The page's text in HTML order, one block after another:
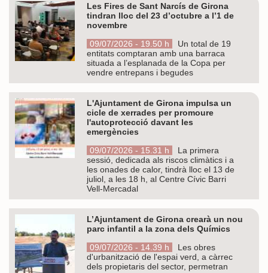
Les Fires de Sant Narcís de Girona
tindran lloc del 23 d’octubre a l’1 de
novembre
09/07/2026 - 19.50 h
Un total de 19
entitats comptaran amb una barraca
situada a l’esplanada de la Copa per
vendre entrepans i begudes
L'Ajuntament de Girona impulsa un
cicle de xerrades per promoure
l'autoprotecció davant les
emergències
09/07/2026 - 15.31 h
La primera
sessió, dedicada als riscos climàtics i a
les onades de calor, tindrà lloc el 13 de
juliol, a les 18 h, al Centre Cívic Barri
Vell-Mercadal
L’Ajuntament de Girona crearà un nou
parc infantil a la zona dels Químics
09/07/2026 - 14.39 h
Les obres
d'urbanització de l'espai verd, a càrrec
dels propietaris del sector, permetran